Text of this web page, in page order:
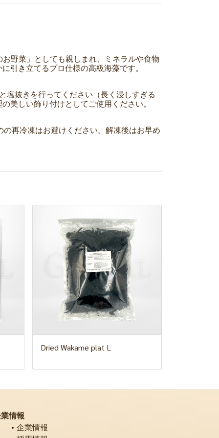
野菜」としても親しまれ、ミネラルや食物
引き立てるプロ仕様の高級海藻です。
塩抜きを行ってください（長く浸しすぎる
美しい飾り付けとしてご使用ください。
再冷凍はお避けください。解凍後はお早め
Dried Wakame plat L
情報
企業情報